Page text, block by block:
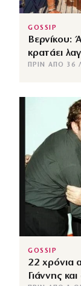
GOSSIP
Βερνίκου:
κρατάει
ΠΡΙΝ ΑΠΌ 36
GOSSIP
22 χρόνια
Γιάννης